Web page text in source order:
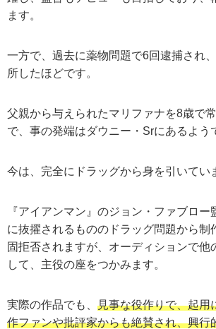
ます。
一方で、過去に薬物問題で6回逮捕され
所したほどです。
父親から与えられたマリファナを8歳で
で、事の発端はダウニー・Srにあるよう
今は、完全にドラッグから身を引いてい
『アイアンマン』のジョン・ファブロー
に抜擢されるもののドラッグ問題から制
固拒否されますが、オーディションで他
して、主役の座をつかみます。
実際の作品でも、 見事な役作りで、起用
作ファンや批評家からも絶賛され、興行